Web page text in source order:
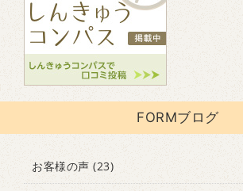
FORMブログ
お客様の声 (23)